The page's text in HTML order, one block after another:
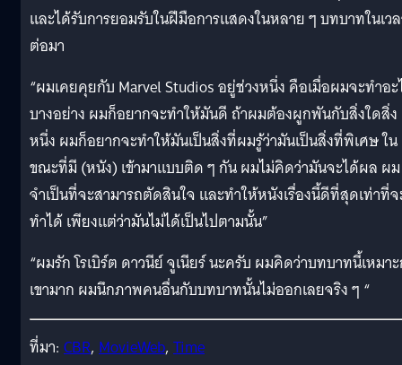
และได้รับการยอมรับในฝีมือการแสดงในหลาย ๆ บทบาทในเว
ต่อมา
“ผมเคยคุยกับ Marvel Studios อยู่ช่วงหนึ่ง คือเมื่อผมจะทำอะ
บางอย่าง ผมก็อยากจะทำให้มันดี ถ้าผมต้องผูกพันกับสิ่งใดสิ่ง
หนึ่ง ผมก็อยากจะทำให้มันเป็นสิ่งที่ผมรู้ว่ามันเป็นสิ่งที่พิเศษ ใน
ขณะที่มี (หนัง) เข้ามาแบบติด ๆ กัน ผมไม่คิดว่ามันจะได้ผล ผม
จำเป็นที่จะสามารถตัดสินใจ และทำให้หนังเรื่องนี้ดีที่สุดเท่าที่
ทำได้ เพียงแต่ว่ามันไม่ได้เป็นไปตามนั้น”
“ผมรัก โรเบิร์ต ดาวนีย์ จูเนียร์ นะครับ ผมคิดว่าบทบาทนี้เหมา
เขามาก ผมนึกภาพคนอื่นกับบทบาทนั้นไม่ออกเลยจริง ๆ “
ที่มา: CBR, MovieWeb, Time